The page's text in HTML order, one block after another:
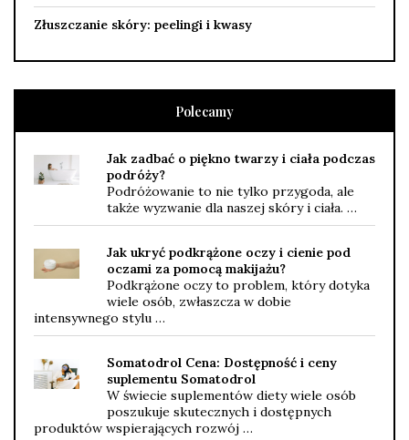
Złuszczanie skóry: peelingi i kwasy
Polecamy
Jak zadbać o piękno twarzy i ciała podczas
podróży?
Podróżowanie to nie tylko przygoda, ale
także wyzwanie dla naszej skóry i ciała. …
Jak ukryć podkrążone oczy i cienie pod
oczami za pomocą makijażu?
Podkrążone oczy to problem, który dotyka
wiele osób, zwłaszcza w dobie
intensywnego stylu …
Somatodrol Cena: Dostępność i ceny
suplementu Somatodrol
W świecie suplementów diety wiele osób
poszukuje skutecznych i dostępnych
produktów wspierających rozwój …